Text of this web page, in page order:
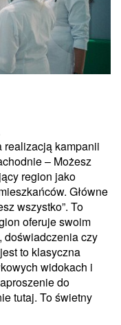
realizacją kampanii
– Możesz
region jako
Główne
wszystko”. To
oferuje swoim
doświadczenia czy
to klasyczna
widokach i
do
tutaj. To świetny